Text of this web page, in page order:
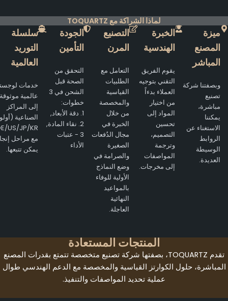
لماذا الشراكة مع TOQUARTZ
ميزة
المصنع
المباشر
وبصفتنا شركة
تصنيع
مباشرة،
يمكننا
الاستغناء عن
الروابط
الوسيطة
العديدة.
الخبرة
الهندسية
يقوم الفريق
التقني بتوجيه
العملاء بدءاً
من اختيار
المواد إلى
تحسين
التصميم،
وترجمة
المواصفات
إلى مخرجات.
التصنيع
المرن
التعامل مع
الطلبيات
القياسية
والمخصصة
من خلال
الخبرة في
مجال الدُفعات
الصغيرة
والصرامة في
وضع النماذج
الأولية للوفاء
بالمواعيد
النهائية
العاجلة.
الجودة
التأمين
التحقق من
الصحة قبل
الشحن في 3
خطوات:
3 - عتبات
الأداء
سلسلة
التوريد
العالمية
خدمات لوجستية
عالمية موثوقة
إلى المراكز
الصناعية (أولوية
DE/US/JP/KR)
مع مراحل إنجاز
يمكن تتبعها.
المنتجات المستعادة
تقدم TOQUARTZ، بصفتها شركة تصنيع متخصصة تتمتع بقدرات المصنع
حلول الكوارتز القياسية والمخصصة مع الدعم الهندسي طوال
عملية تحديد المواصفات والتنفيذ.